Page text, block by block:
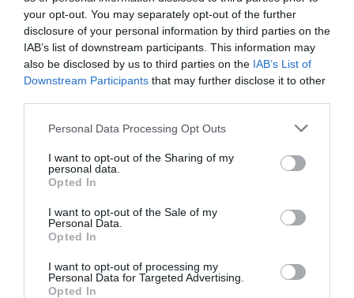
your opt-out. You may separately opt-out of the further
disclosure of your personal information by third parties on the
IAB’s list of downstream participants. This information may
also be disclosed by us to third parties on the IAB’s List of
Downstream Participants that may further disclose it to other
Personal Data Processing Opt Outs
I want to opt-out of the Sharing of my
personal data.
Opted In
I want to opt-out of the Sale of my
Personal Data.
Opted In
I want to opt-out of processing my
Personal Data for Targeted Advertising.
Opted In
Κεντρική φωτογραφία θέματος: Σοφία Περδίκη
Ταυτότητα Εκδήλωσης
Ημερομηνία:
Από: 30/06/2020 Εως:
04/07/2020
Εγκαίνια: Τρίτη 30 Ιουνίου 2020, και ώρες 19:00 – 22:00
Ωράριο: Τρίτη 19.00 – 22.00, Τετάρτη, Πέμπτη,
Παρασκευή 17.00 – 21.00 και Σάββατο 11.00 – 14.00
Τοποθεσία:
Myro Gallery, Νικηφόρου Φωκά 8, περιοχή Λευκού
Πύργου, κέντρο Θεσσαλονίκης